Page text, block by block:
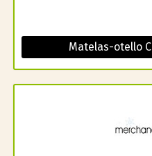
Matelas-otello